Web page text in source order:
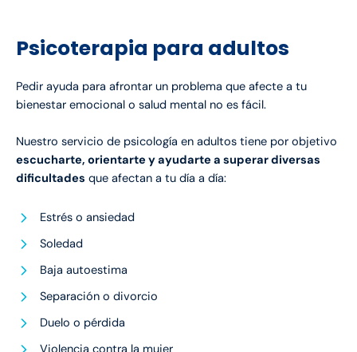
Psicoterapia para adultos
Pedir ayuda para afrontar un problema que afecte a tu
bienestar emocional o salud mental no es fácil.
Nuestro servicio de psicología en adultos tiene por objetivo
escucharte, orientarte y ayudarte a superar diversas
dificultades que afectan a tu día a día:
Estrés o ansiedad
Soledad
Baja autoestima
Separación o divorcio
Duelo o pérdida